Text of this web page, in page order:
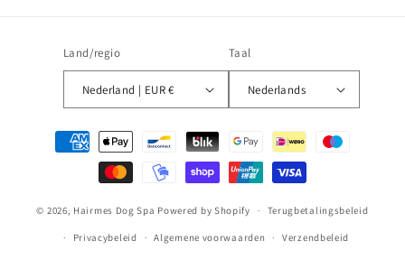
Land/regio
Nederland | EUR €
Taal
Nederlands
Betaalmethoden
© 2026, Hairmes Dog Spa Powered by Shopify Terugbetalingsbeleid
Privacybeleid Algemene voorwaarden Verzendbeleid